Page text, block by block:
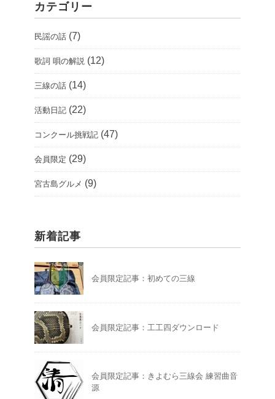
カテゴリー
民謡の話 (7)
歌詞 唄の解説 (12)
三線の話 (14)
活動日記 (22)
コンクール挑戦記 (47)
会員限定 (29)
宮古島グルメ (9)
新着記事
会員限定記事：初めての三線
会員限定記事：工工四ダウンロード
会員限定記事：きよむら三線会 練習曲音
源